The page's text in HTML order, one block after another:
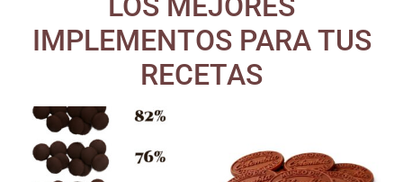
IMPLEMENTOS PARA TUS
RECETAS